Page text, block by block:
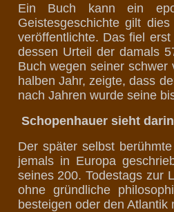
Ein Buch kann ein
Geistesgeschichte gilt
veröffentlichte. Das fiel
dessen Urteil der damals
Buch wegen seiner
halben Jahr, zeigte, dass
nach Jahren wurde seine
Schopenhauer sieht
Der später selbst
jemals in Europa
seines 200. Todestags zur
ohne gründliche
besteigen oder den